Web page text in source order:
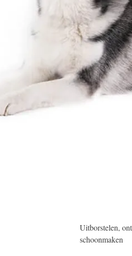
Uitborstelen,
schoonmaken